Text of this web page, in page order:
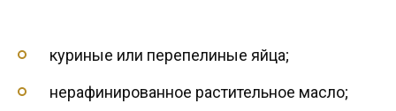
куриные или перепелиные яйца;
нерафинированное растительное масло;